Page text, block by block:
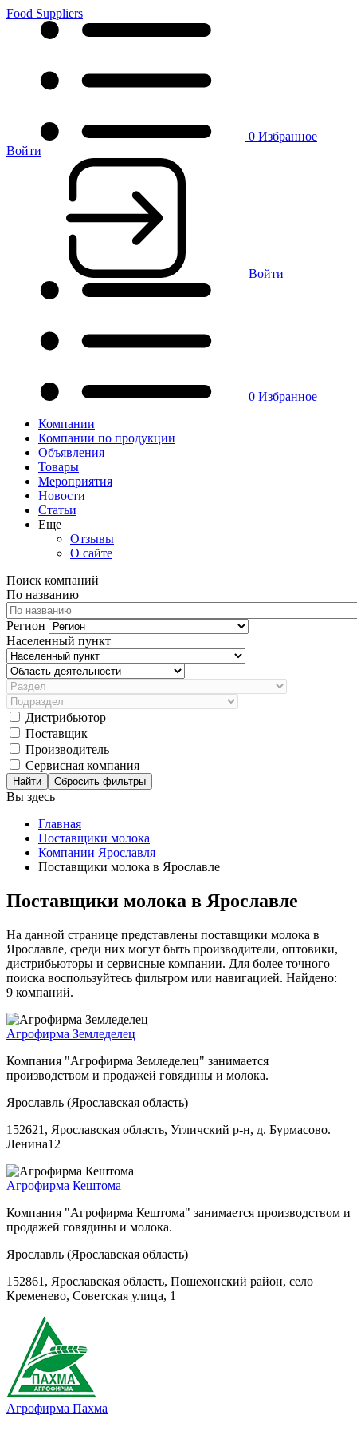
Food Suppliers
0 Избранное
Войти
Войти
0 Избранное
Компании
Компании по продукции
Объявления
Товары
Мероприятия
Новости
Статьи
Еще
Отзывы
О сайте
Поиск компаний
По названию
Регион
Населенный пункт
Дистрибьютор
Поставщик
Производитель
Сервисная компания
Сбросить фильтры
Вы здесь
Главная
Поставщики молока
Компании Ярославля
Поставщики молока в Ярославле
Поставщики молока в Ярославле
На данной странице представлены поставщики молока в
Ярославле, среди них могут быть производители, оптовики,
дистрибьюторы и сервисные компании. Для более точного
поиска воспользуйтесь фильтром или навигацией. Найдено:
9 компаний.
Агрофирма Земледелец
Компания "Агрофирма Земледелец" занимается
производством и продажей говядины и молока.
Ярославль (Ярославская область)
152621, Ярославская область, Угличский р-н, д. Бурмасово.
Ленина12
Агрофирма Кештома
Компания "Агрофирма Кештома" занимается производством и
продажей говядины и молока.
Ярославль (Ярославская область)
152861, Ярославская область, Пошехонский район, село
Кременево, Советская улица, 1
Агрофирма Пахма